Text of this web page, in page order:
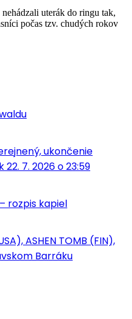
uterák do ringu tak,
počas tzv. chudých rokov
ukončenie
7. 2026 o 23:59
rozpis kapiel
ASHEN TOMB (FIN),
Barráku